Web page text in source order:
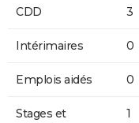
CDD 3
Intérimaires 0
Emplois aidés 0
Stages et
1